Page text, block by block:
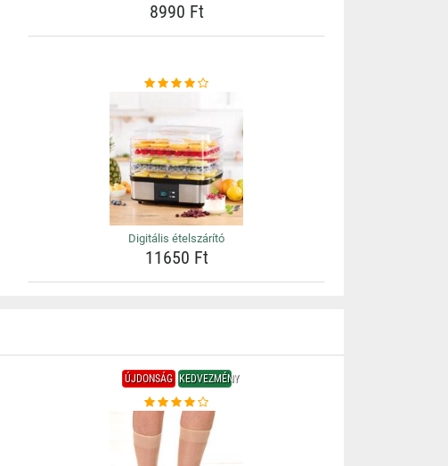
8990 Ft
Digitális ételszárító
11650 Ft
ÚJDONSÁG KEDVEZMÉNY